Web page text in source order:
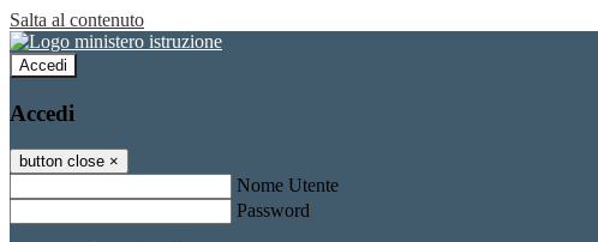
Salta al contenuto
Accedi
Accedi
button close ×
Nome Utente
Password